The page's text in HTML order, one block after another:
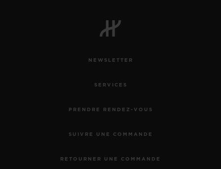
NEWSLETTER
SERVICES
PRENDRE RENDEZ-VOUS
SUIVRE UNE COMMANDE
RETOURNER UNE COMMANDE